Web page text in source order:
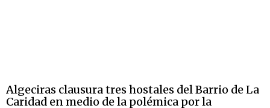
Algeciras clausura tres hostales del Barrio de La
Caridad en medio de la polémica por la